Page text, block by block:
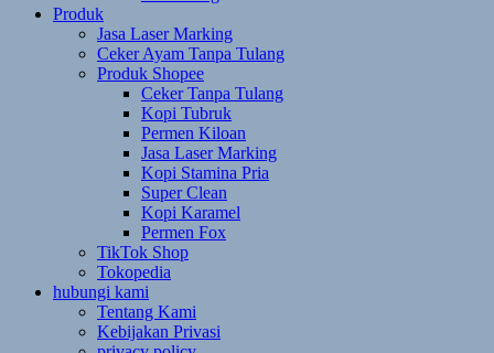
Produk
Jasa Laser Marking
Ceker Ayam Tanpa Tulang
Produk Shopee
Ceker Tanpa Tulang
Kopi Tubruk
Permen Kiloan
Jasa Laser Marking
Kopi Stamina Pria
Super Clean
Kopi Karamel
Permen Fox
TikTok Shop
Tokopedia
hubungi kami
Tentang Kami
Kebijakan Privasi